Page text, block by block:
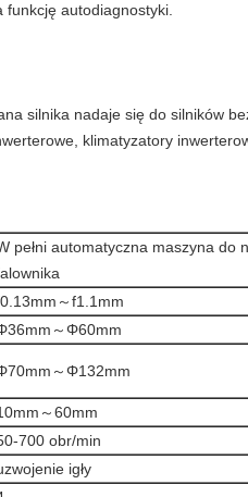
autodiagnostyki.
silnika nadaje się do silników
klimatyzatory
pełni automatyczna maszyna do
～f1.1mm
～Φ60mm
～Φ132mm
～60mm
700 obr/min
igły